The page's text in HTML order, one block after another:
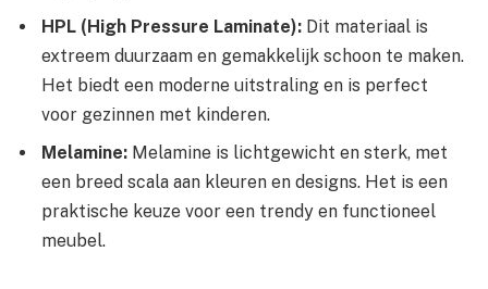
HPL (High Pressure Laminate): Dit materiaal is
extreem duurzaam en gemakkelijk schoon te maken.
Het biedt een moderne uitstraling en is perfect
voor gezinnen met kinderen.
Melamine: Melamine is lichtgewicht en sterk, met
een breed scala aan kleuren en designs. Het is een
praktische keuze voor een trendy en functioneel
meubel.